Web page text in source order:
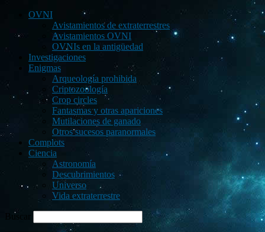
OVNI
Avistamientos de extraterrestres
Avistamientos OVNI
OVNIs en la antigüedad
Investigaciones
Enigmas
Arqueología prohibida
Criptozoología
Crop circles
Fantasmas y otras apariciones
Mutilaciones de ganado
Otros sucesos paranormales
Complots
Ciencia
Astronomía
Descubrimientos
Universo
Vida extraterrestre
Buscar